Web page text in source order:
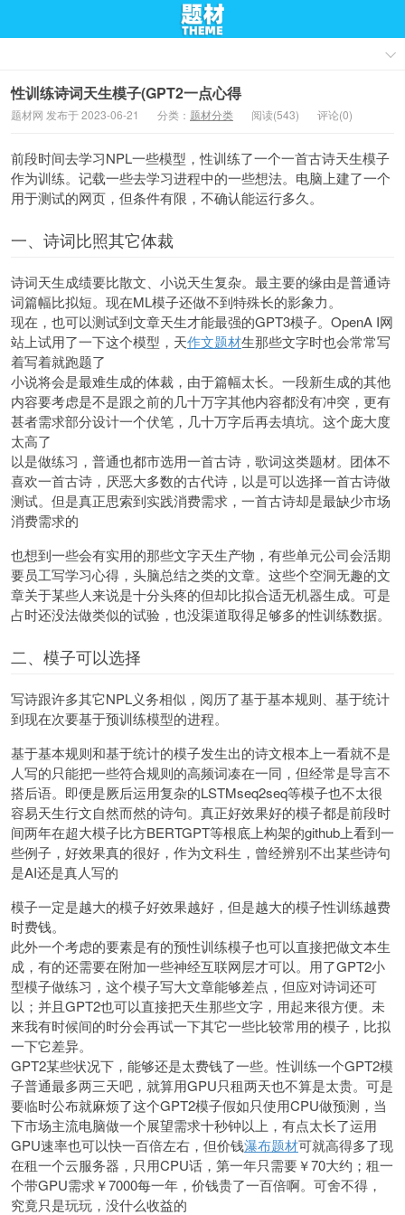
性训练诗词天生模子(GPT2一点心得
题材网 发布于 2023-06-21 分类： 题材分类 阅读(543) 评论(0)
前段时间去学习NPL一些模型，性训练了一个一首古诗天生模子
作为训练。记载一些去学习进程中的一些想法。电脑上建了一个
用于测试的网页，但条件有限，不确认能运行多久。
一、诗词比照其它体裁
诗词天生成绩要比散文、小说天生复杂。最主要的缘由是普通诗
词篇幅比拟短。现在ML模子还做不到特殊长的影象力。
现在，也可以测试到文章天生才能最强的GPT3模子。OpenA I网
站上试用了一下这个模型，天作文题材生那些文字时也会常常写
着写着就跑题了
小说将会是最难生成的体裁，由于篇幅太长。一段新生成的其他
内容要考虑是不是跟之前的几十万字其他内容都没有冲突，更有
甚者需求部分设计一个伏笔，几十万字后再去填坑。这个庞大度
太高了
以是做练习，普通也都市选用一首古诗，歌词这类题材。团体不
喜欢一首古诗，厌恶大多数的古代诗，以是可以选择一首古诗做
测试。但是真正思索到实践消费需求，一首古诗却是最缺少市场
消费需求的
也想到一些会有实用的那些文字天生产物，有些单元公司会活期
要员工写学习心得，头脑总结之类的文章。这些个空洞无趣的文
章关于某些人来说是十分头疼的但却比拟合适无机器生成。可是
占时还没法做类似的试验，也没渠道取得足够多的性训练数据。
二、模子可以选择
写诗跟许多其它NPL义务相似，阅历了基于基本规则、基于统计
到现在次要基于预训练模型的进程。
基于基本规则和基于统计的模子发生出的诗文根本上一看就不是
人写的只能把一些符合规则的高频词凑在一同，但经常是导言不
搭后语。即便是厥后运用复杂的LSTMseq2seq等模子也不太很
容易天生行文自然而然的诗句。真正好效果好的模子都是前段时
间两年在超大模子比方BERTGPT等根底上构架的github上看到一
些例子，好效果真的很好，作为文科生，曾经辨别不出某些诗句
是AI还是真人写的
模子一定是越大的模子好效果越好，但是越大的模子性训练越费
时费钱。
此外一个考虑的要素是有的预性训练模子也可以直接把做文本生
成，有的还需要在附加一些神经互联网层才可以。用了GPT2小
型模子做练习，这个模子写大文章能够差点，但应对诗词还可
以；并且GPT2也可以直接把天生那些文字，用起来很方便。未
来我有时候间的时分会再试一下其它一些比较常用的模子，比拟
一下它差异。
GPT2某些状况下，能够还是太费钱了一些。性训练一个GPT2模
子普通最多两三天吧，就算用GPU只租两天也不算是太贵。可是
要临时公布就麻烦了这个GPT2模子假如只使用CPU做预测，当
下市场主流电脑做一个展望需求十秒钟以上，有点太长了运用
GPU速率也可以快一百倍左右，但价钱瀑布题材可就高得多了现
在租一个云服务器，只用CPU话，第一年只需要￥70大约；租一
个带GPU需求￥7000每一年，价钱贵了一百倍啊。可舍不得，
究竟只是玩玩，没什么收益的